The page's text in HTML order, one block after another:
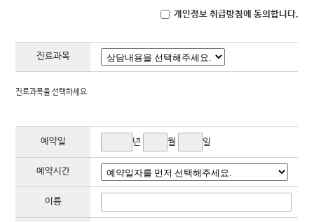
- 수술 당일 주의사항
- 수술 후 주의사항
2. 개인정보의 수집/이용 목적
3. 개인정보의 보유 및 이용기간
4. 개인정보의 파기절차 및 방법
6. 이용자 및 법정대리인의 권리와 그 행사방법
9. 개인정보침해관련 상담 및 신고
11. 고지의 의무
1. 수집하려는 개인정보의 항목
개인정보 취급방침에 동의합니다.
진료과목
진료과목을 선택하세요.
예약일 년 월 일
예약시간
이름